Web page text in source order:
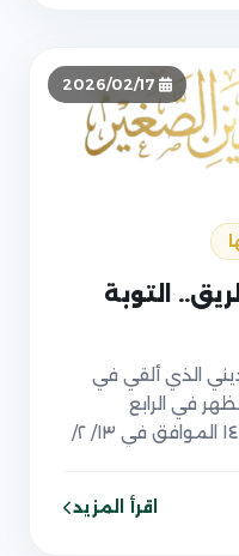
التوبة
الذي ألقي في
في الرابع
والعشرين من شهر شعبان ١٤٤٧ الموافق في ١٣/ ٢/
اقرأ المزيد